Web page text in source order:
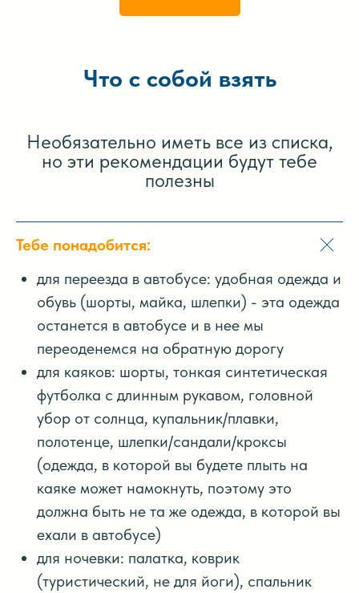
Что с собой взять
Необязательно иметь все из списка,
но эти рекомендации будут тебе
полезны
Тебе понадобится:
для переезда в автобусе: удобная одежда и
обувь (шорты, майка, шлепки) - эта одежда
останется в автобусе и в нее мы
переоденемся на обратную дорогу
для каяков: шорты, тонкая синтетическая
футболка с длинным рукавом, головной
убор от солнца, купальник/плавки,
полотенце, шлепки/сандали/кроксы
(одежда, в которой вы будете плыть на
каяке может намокнуть, поэтому это
должна быть не та же одежда, в которой вы
ехали в автобусе)
для ночевки: палатка, коврик
(туристический, не для йоги), спальник